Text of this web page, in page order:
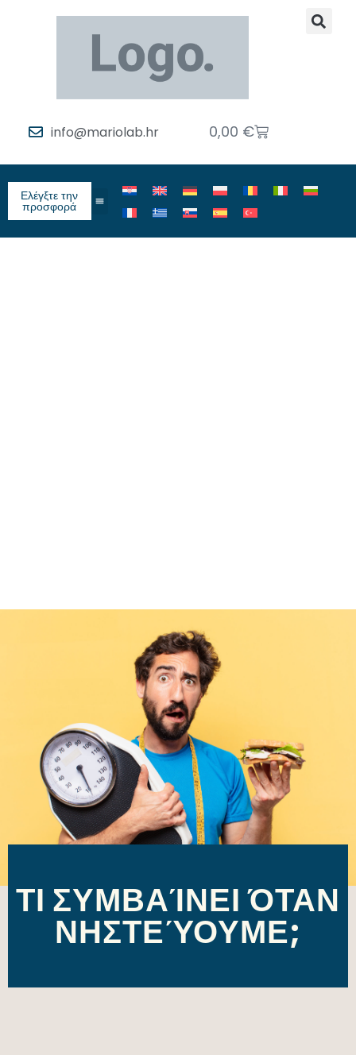
info@mariolab.hr 0,00 €
Ελέγξτε την
προσφορά
ΤΙ ΣΥΜΒΑΊΝΕΙ ΌΤΑΝ
ΝΗΣΤΕΎΟΥΜΕ;